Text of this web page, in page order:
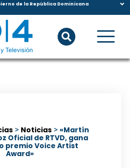
de la República Dominicana
> Noticias > «Martín
Oficial de RTVD, gana
premio Voice Artist
Award»